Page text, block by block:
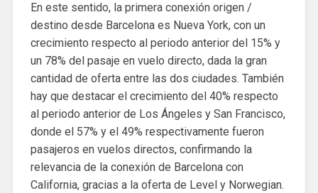
En este sentido, la primera conexión origen /
destino desde Barcelona es Nueva York, con un
crecimiento respecto al periodo anterior del 15% y
un 78% del pasaje en vuelo directo, dada la gran
cantidad de oferta entre las dos ciudades. También
hay que destacar el crecimiento del 40% respecto
al periodo anterior de Los Ángeles y San Francisco,
donde el 57% y el 49% respectivamente fueron
pasajeros en vuelos directos, confirmando la
relevancia de la conexión de Barcelona con
California, gracias a la oferta de Level y Norwegian.